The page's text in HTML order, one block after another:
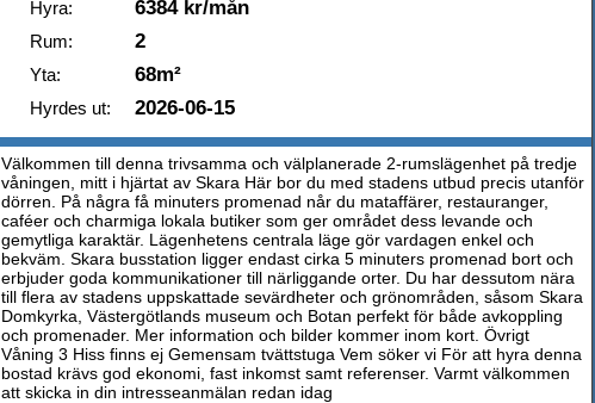
Hyra: 6384 kr/mån
Rum: 2
Yta: 68m²
Hyrdes ut: 2026-06-15
Välkommen till denna trivsamma och välplanerade 2-rumslägenhet på tredje
våningen, mitt i hjärtat av Skara Här bor du med stadens utbud precis utanför
dörren. På några få minuters promenad når du mataffärer, restauranger,
caféer och charmiga lokala butiker som ger området dess levande och
gemytliga karaktär. Lägenhetens centrala läge gör vardagen enkel och
bekväm. Skara busstation ligger endast cirka 5 minuters promenad bort och
erbjuder goda kommunikationer till närliggande orter. Du har dessutom nära
till flera av stadens uppskattade sevärdheter och grönområden, såsom Skara
Domkyrka, Västergötlands museum och Botan perfekt för både avkoppling
och promenader. Mer information och bilder kommer inom kort. Övrigt
Våning 3 Hiss finns ej Gemensam tvättstuga Vem söker vi För att hyra denna
bostad krävs god ekonomi, fast inkomst samt referenser. Varmt välkommen
att skicka in din intresseanmälan redan idag